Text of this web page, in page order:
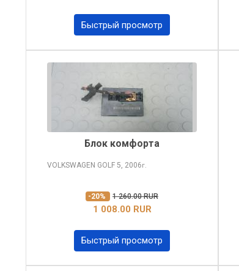
Быстрый просмотр
Блок комфорта
VOLKSWAGEN GOLF 5, 2006г.
-20% 1 260.00 RUR
1 008.00 RUR
Быстрый просмотр